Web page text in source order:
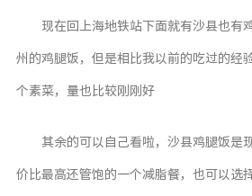
现在回上海地铁站下面就有沙县也有
州的鸡腿饭，但是相比我以前的吃过的经
个素菜，量也比较刚刚好
其余的可以自己看啦，沙县鸡腿饭是
价比最高还管饱的一个减脂餐，也可以选